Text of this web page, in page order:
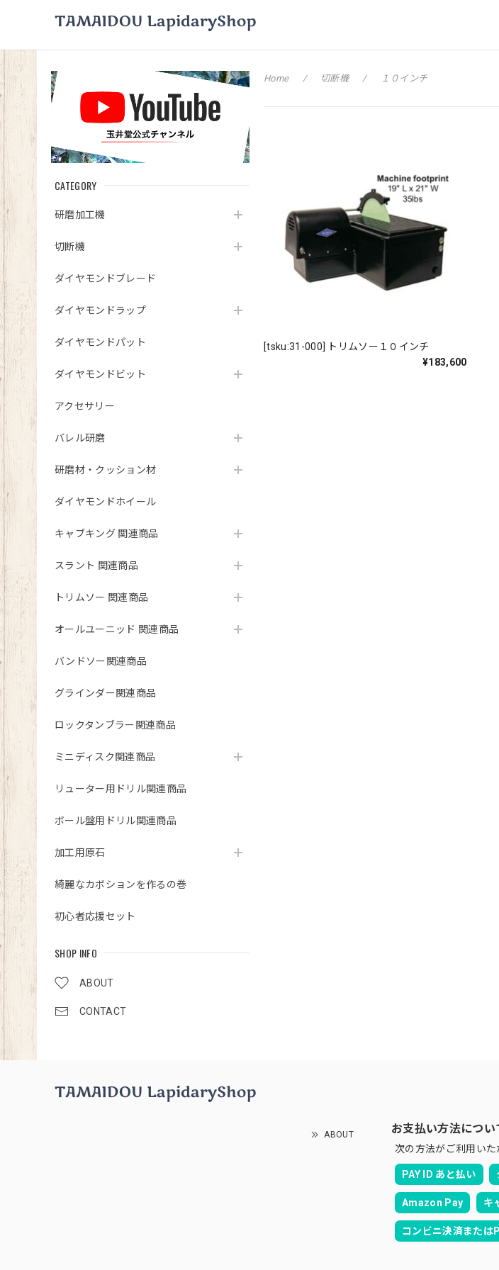
CATEGORY
研磨加工機
切断機
ダイヤモンドブレード
ダイヤモンドラップ
ダイヤモンドパット
ダイヤモンドビット
アクセサリー
バレル研磨
研磨材・クッション材
ダイヤモンドホイール
キャブキング 関連商品
スラント 関連商品
トリムソー 関連商品
オールユーニッド 関連商品
バンドソー関連商品
グラインダー関連商品
ロックタンブラー関連商品
ミニディスク関連商品
リューター用ドリル関連商品
ボール盤用ドリル関連商品
加工用原石
綺麗なカボションを作るの巻
初心者応援セット
SHOP INFO
ABOUT
CONTACT
Home 切断機 １０インチ
[tsku:31-000] トリムソー１０インチ
¥183,600
ABOUT お支払い方法につい
次の方法がご利用いた
PAY ID あと払い
Amazon Pay キ
コンビニ決済または